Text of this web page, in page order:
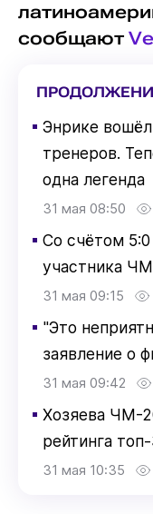
сообщают
▪ Энрике
тренеров.
одна легенда
31 мая 08:50
▪ Со счётом
участника
31 мая 09:15
▪ "Это
заявление о
31 мая 09:42
▪ Хозяева ЧМ-
рейтинга
31 мая 10:35